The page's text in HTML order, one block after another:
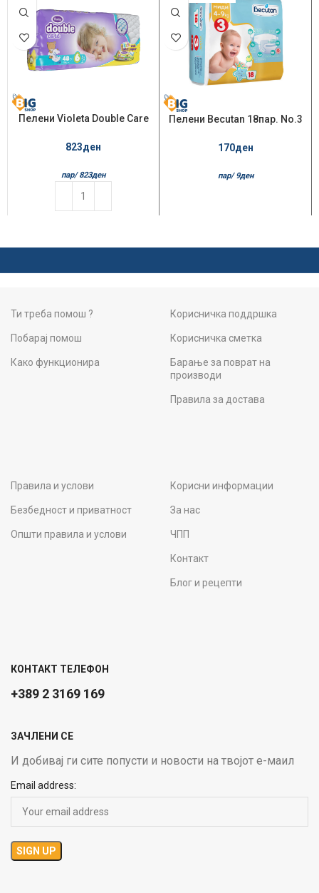
Пелени Violeta Double Care
823ден
пар/ 823ден
Пелени Becutan 18пар. No.3
170ден
пар/ 9ден
Ти треба помош ?
Побарај помош
Како функционира
Корисничка поддршка
Корисничка сметка
Барање за поврат на
производи
Правила за достава
Правила и услови
Безбедност и приватност
Општи правила и услови
Корисни информации
За нас
ЧПП
Контакт
Блог и рецепти
КОНТАКТ ТЕЛЕФОН
+389 2 3169 169
ЗАЧЛЕНИ СЕ
И добивај ги сите попусти и новости на твојот е-маил
Email address: